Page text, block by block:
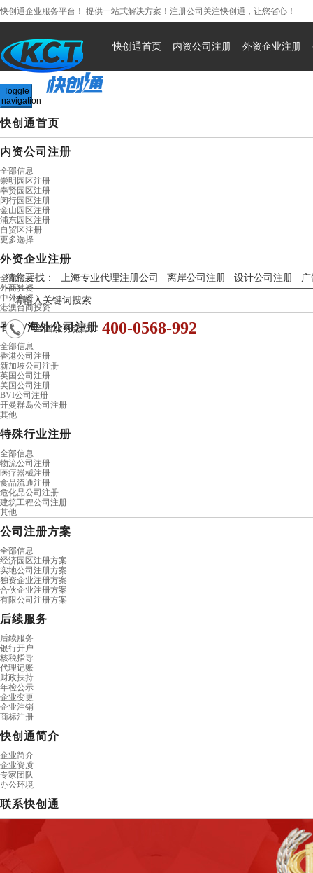
快创通企业服务平台！ 提供一站式解决方案！注册公司关注快创通，让您省心！
快创通首页 内资公司注册 外资企业注册
Toggle
navigation
快创通首页
内资公司注册
全部信息
崇明园区注册
奉贤园区注册
闵行园区注册
金山园区注册
浦东园区注册
自贸区注册
更多选择
外资企业注册
全部信息
外商独资
中外合资
港澳台商投资
香港/海外公司注册
全部信息
香港公司注册
新加坡公司注册
英国公司注册
美国公司注册
BVI公司注册
开曼群岛公司注册
其他
特殊行业注册
全部信息
物流公司注册
医疗器械注册
食品流通注册
危化品公司注册
建筑工程公司注册
其他
公司注册方案
全部信息
经济园区注册方案
实地公司注册方案
独资企业注册方案
合伙企业注册方案
有限公司注册方案
后续服务
后续服务
银行开户
核税指导
代理记账
财政扶持
年检公示
企业变更
企业注销
商标注册
快创通简介
企业简介
企业资质
专家团队
办公环境
联系快创通
猜您要找： 上海专业代理注册公司 离岸公司注册 设计公司注册
全国服务热线： 400-0568-992